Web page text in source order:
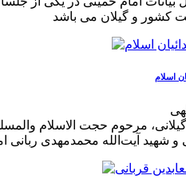
اسلام
مرحوم حجت الاسلام